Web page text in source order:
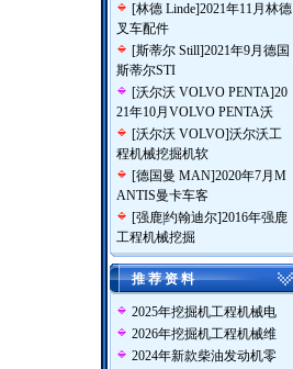
[林德 Linde]2021年11月林德
叉车配件
[斯蒂尔 Still]2021年9月德国
斯蒂尔STI
[沃尔沃 VOLVO PENTA]20
21年10月VOLVO PENTA沃
[沃尔沃 VOLVO]沃尔沃工
程机械挖掘机软
[德国曼 MAN]2020年7月M
ANTIS曼卡车客
[强鹿|约翰迪尔]2016年强鹿
工程机械挖掘
推 荐 资 料
2025年挖掘机工程机械电
2026年挖掘机工程机械维
2024年新款柴油发动机零